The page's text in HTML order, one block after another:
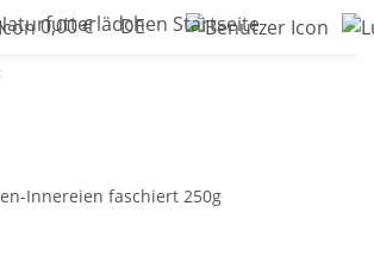
0,00 € DE